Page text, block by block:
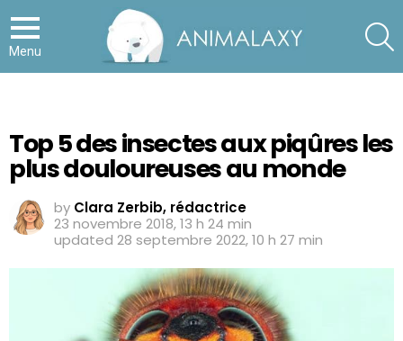
Menu
Top 5 des insectes aux piqûres les
plus douloureuses au monde
by Clara Zerbib, rédactrice
23 novembre 2018, 13 h 24 min
updated 28 septembre 2022, 10 h 27 min